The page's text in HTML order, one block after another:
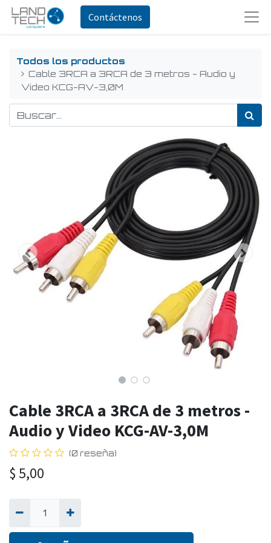
Contáctenos
Todos los productos
Cable 3RCA a 3RCA de 3 metros - Audio y
Video KCG-AV-3,0M
Cable 3RCA a 3RCA de 3 metros -
Audio y Video KCG-AV-3,0M
(0 reseña)
$ 5,00